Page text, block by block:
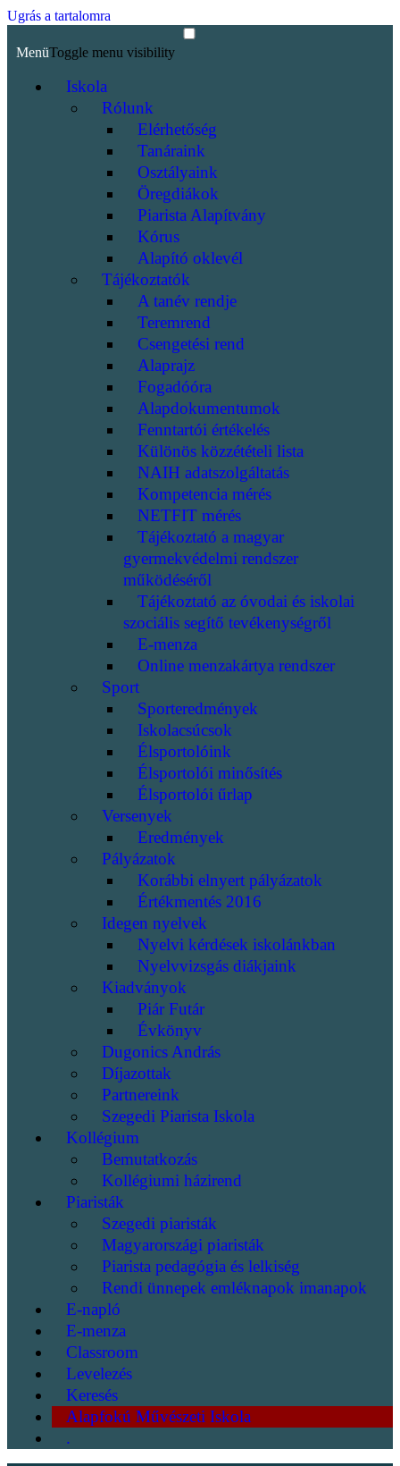
Ugrás a tartalomra
MenüToggle menu visibility
Iskola
Rólunk
Elérhetőség
Tanáraink
Osztályaink
Öregdiákok
Piarista Alapítvány
Kórus
Alapító oklevél
Tájékoztatók
A tanév rendje
Teremrend
Csengetési rend
Alaprajz
Fogadóóra
Alapdokumentumok
Fenntartói értékelés
Különös közzétételi lista
NAIH adatszolgáltatás
Kompetencia mérés
NETFIT mérés
Tájékoztató a magyar
gyermekvédelmi rendszer
működéséről
Tájékoztató az óvodai és iskolai
szociális segítő tevékenységről
E-menza
Online menzakártya rendszer
Sport
Sporteredmények
Iskolacsúcsok
Élsportolóink
Élsportolói minősítés
Élsportolói űrlap
Versenyek
Eredmények
Pályázatok
Korábbi elnyert pályázatok
Értékmentés 2016
Idegen nyelvek
Nyelvi kérdések iskolánkban
Nyelvvizsgás diákjaink
Kiadványok
Piár Futár
Évkönyv
Dugonics András
Díjazottak
Partnereink
Szegedi Piarista Iskola
Kollégium
Bemutatkozás
Kollégiumi házirend
Piaristák
Szegedi piaristák
Magyarországi piaristák
Piarista pedagógia és lelkiség
Rendi ünnepek emléknapok imanapok
E-napló
E-menza
Classroom
Levelezés
Keresés
Alapfokú Művészeti Iskola
.